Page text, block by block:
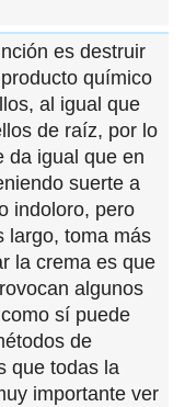
es destruir
químico
al igual que
de raíz, por lo
da igual que en
suerte a
indoloro, pero
largo, toma más
la crema es que
algunos
sí puede
de
que todas la
importante ver